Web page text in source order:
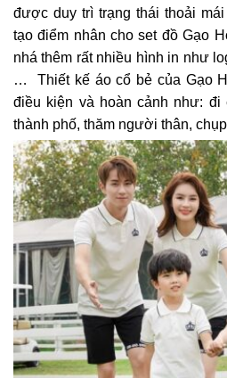
được duy trì trạng thái thoải
tạo điểm nhân cho set đồ Gạo
nhá thêm rất nhiều hình in như
… Thiết kế áo cổ bẻ của Gạo
điều kiện và hoàn cảnh như: đi
thành phố, thăm người thân,